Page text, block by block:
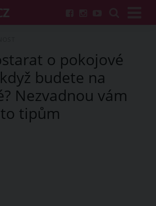
o pokojové
budete na
Nezvadnou vám
tipům